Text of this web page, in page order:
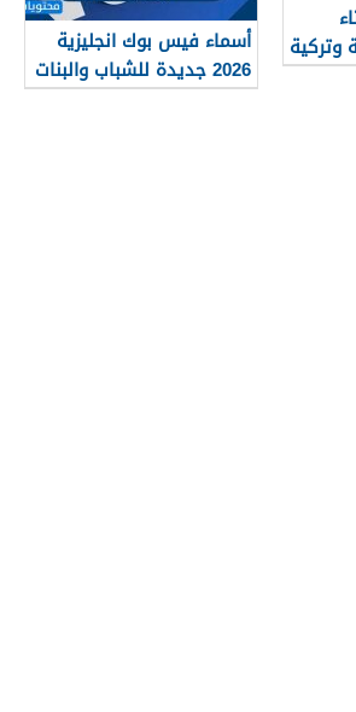
عربية وتركية
أسماء فيس بوك انجليزية
2026 جديدة للشباب والبنات